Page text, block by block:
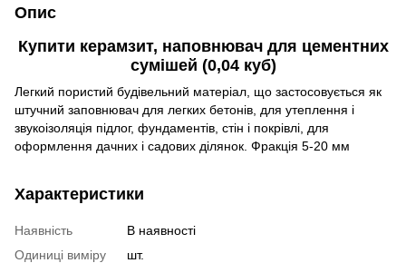
Опис
Купити керамзит, наповнювач для цементних
сумішей (0,04 куб)
Легкий пористий будівельний матеріал, що застосовується як
штучний заповнювач для легких бетонів, для утеплення і
звукоізоляція підлог, фундаментів, стін і покрівлі, для
оформлення дачних і садових ділянок. Фракція 5-20 мм
Характеристики
Наявність
В наявності
Одиниці виміру
шт.